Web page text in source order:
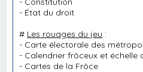
- État du droit
# Les rouages du jeu :
- Carte électorale des
- Calendrier frôceux et échelle
- Cartes de la Frôce